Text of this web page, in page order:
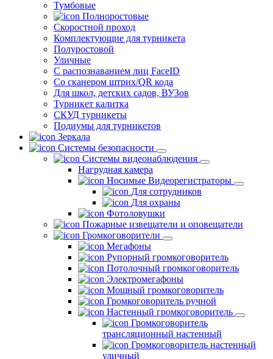
Тумбовые
Полноростовые
Скоростной проход
Комплектующие для турникета
Полуростовой
Уличные
С распознаванием лиц FaceID
Со сканером штрих/QR кода
Для школ, детских садов, ВУЗов
Турникет калитка
СКУД турникеты
Подиумы для турникетов
Зеркала
Системы безопасности
Системы видеонаблюдения
Нагрудная камера
Носимые Видеорегистраторы
Для сотрудников
Для охраны
Фотоловушки
Пожарные извещатели и оповещатели
Громкоговорители
Мегафоны
Рупорный громкоговоритель
Потолочный громкоговоритель
Электромегафоны
Мощный громкоговоритель
Громкоговоритель ручной
Настенный громкоговоритель
Громкоговоритель
трансляционный настенный
Громкоговоритель настенный
уличный